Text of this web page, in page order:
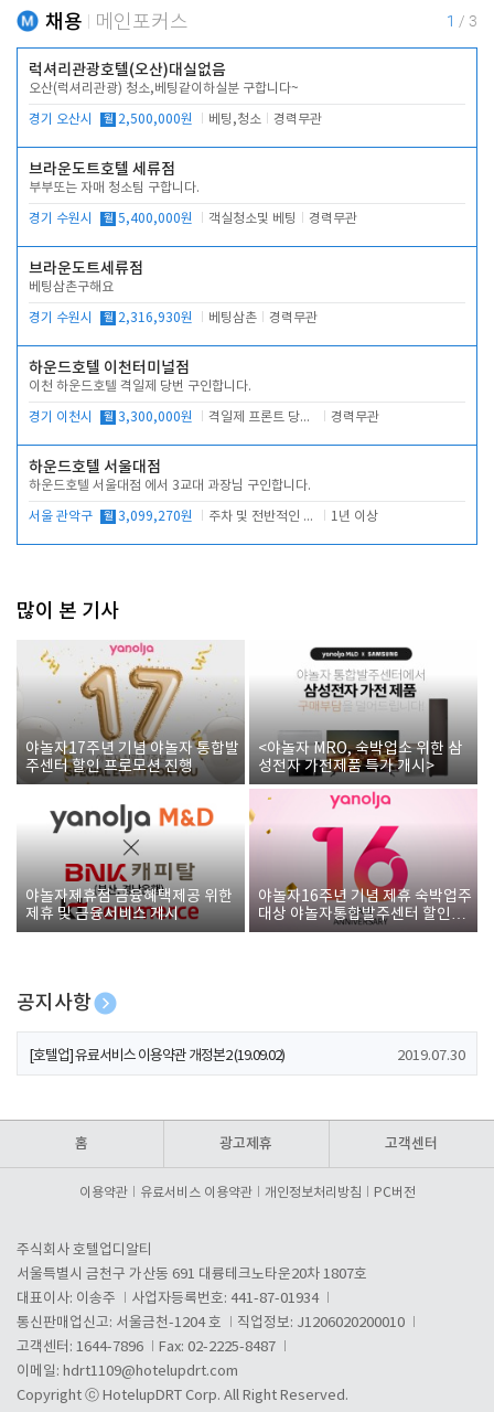
채용 메인포커스 1 / 3
럭셔리관광호텔(오산)대실없음
오산(럭셔리관광) 청소,베팅같이하실분 구합니다~
경기 오산시 월 2,500,000원 베팅,청소 경력무관
브라운도트호텔 세류점
부부또는 자매 청소팀 구합니다.
경기 수원시 월 5,400,000원 객실청소및 베팅 경력무관
브라운도트세류점
베팅삼촌구해요
경기 수원시 월 2,316,930원 베팅삼촌 경력무관
하운드호텔 이천터미널점
이천 하운드호텔 격일제 당번 구인합니다.
경기 이천시 월 3,300,000원 격일제 프론트 당번 업무로 주차 및 객실 점검 경력무관
하운드호텔 서울대점
하운드호텔 서울대점 에서 3교대 과장님 구인합니다.
서울 관악구 월 3,099,270원 주차 및 전반적인 당번업무 1년 이상
많이 본 기사
야놀자17주년 기념 야놀자 통합발
주센터 할인 프로모션 진행
<야놀자 MRO, 숙박업소 위한 삼
성전자 가전제품 특가 개시>
야놀자제휴점 금융혜택제공 위한
제휴 및 금융서비스 게시
야놀자16주년 기념 제휴 숙박업주
대상 야놀자통합발주센터 할인쿠
폰 증정
공지사항
[호텔업] 개인정보 처리방침 개정본1 (19.09.02)
[호텔업] 유료서비스 이용약관 개정본2 (19.09.02) 2019.07.30
홈 광고제휴 고객센터
이용약관 유료서비스 이용약관 개인정보처리방침 PC버전
주식회사 호텔업디알티
서울특별시 금천구 가산동 691 대륭테크노타운20차 1807호
대표이사: 이송주
사업자등록번호: 441-87-01934
통신판매업신고: 서울금천-1204 호
직업정보: J1206020200010
고객센터: 1644-7896
Fax: 02-2225-8487
이메일: hdrt1109@hotelupdrt.com
Copyright ⓒ HotelupDRT Corp. All Right Reserved.